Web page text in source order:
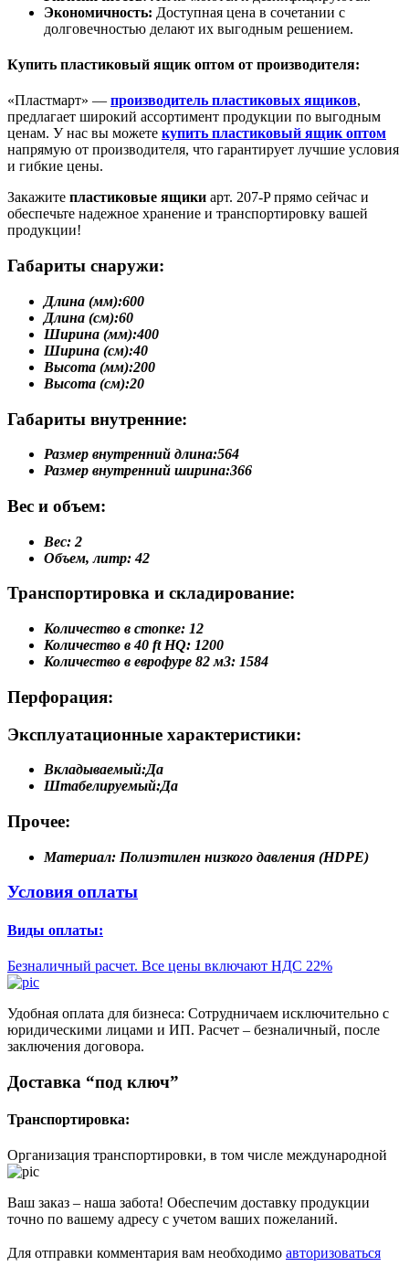
Экономичность: Доступная цена в сочетании с
долговечностью делают их выгодным решением.
Купить пластиковый ящик оптом от производителя:
«Пластмарт» — производитель пластиковых ящиков,
предлагает широкий ассортимент продукции по выгодным
ценам. У нас вы можете купить пластиковый ящик оптом
напрямую от производителя, что гарантирует лучшие условия
и гибкие цены.
Закажите пластиковые ящики арт. 207-P прямо сейчас и
обеспечьте надежное хранение и транспортировку вашей
продукции!
Габариты снаружи:
Длина (мм):600
Длина (см):60
Ширина (мм):400
Ширина (см):40
Высота (мм):200
Высота (см):20
Габариты внутренние:
Размер внутренний длина:564
Размер внутренний ширина:366
Вес и объем:
Вес: 2
Объем, литр: 42
Транспортировка и складирование:
Количество в стопке: 12
Количество в 40 ft HQ: 1200
Количество в еврофуре 82 м3: 1584
Перфорация:
Эксплуатационные характеристики:
Вкладываемый:Да
Штабелируемый:Да
Прочее:
Материал: Полиэтилен низкого давления (HDPE)
Условия оплаты
Виды оплаты:
Безналичный расчет. Все цены включают НДС 22%
Удобная оплата для бизнеса: Сотрудничаем исключительно с
юридическими лицами и ИП. Расчет – безналичный, после
заключения договора.
Доставка “под ключ”
Транспортировка:
Организация транспортировки, в том числе международной
Ваш заказ – наша забота! Обеспечим доставку продукции
точно по вашему адресу с учетом ваших пожеланий.
Для отправки комментария вам необходимо авторизоваться